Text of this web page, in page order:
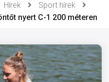
Hírek
Sport hírek
nyert C-1 200 méteren